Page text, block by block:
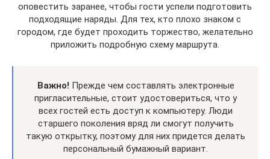
оповестить заранее, чтобы гости успели подготовить
подходящие наряды. Для тех, кто плохо знаком с
городом, где будет проходить торжество, желательно
приложить подробную схему маршрута.
Важно! Прежде чем составлять электронные
пригласительные, стоит удостовериться, что у
всех гостей есть доступ к компьютеру. Люди
старшего поколения вряд ли смогут получить
такую открытку, поэтому для них придется делать
персональный бумажный вариант.